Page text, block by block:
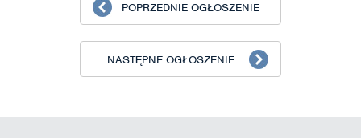
POPRZEDNIE OGŁOSZENIE
NASTĘPNE OGŁOSZENIE